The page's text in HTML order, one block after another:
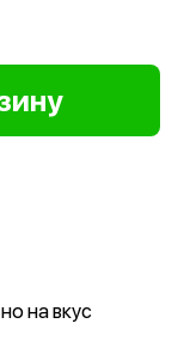
на вкус